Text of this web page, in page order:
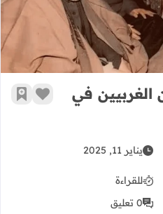
في
زر أضف
يناير 11, 2025
للقراءة
0 تعليق